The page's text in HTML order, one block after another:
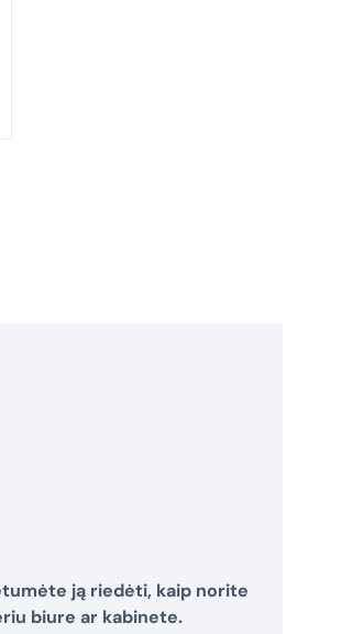
ją riedėti, kaip norite
biure ar kabinete.